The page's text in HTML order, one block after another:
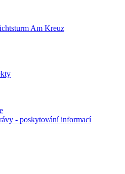
Am Kreuz
- poskytování informací